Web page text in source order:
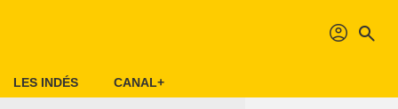
profil search
LES INDÉS CANAL+